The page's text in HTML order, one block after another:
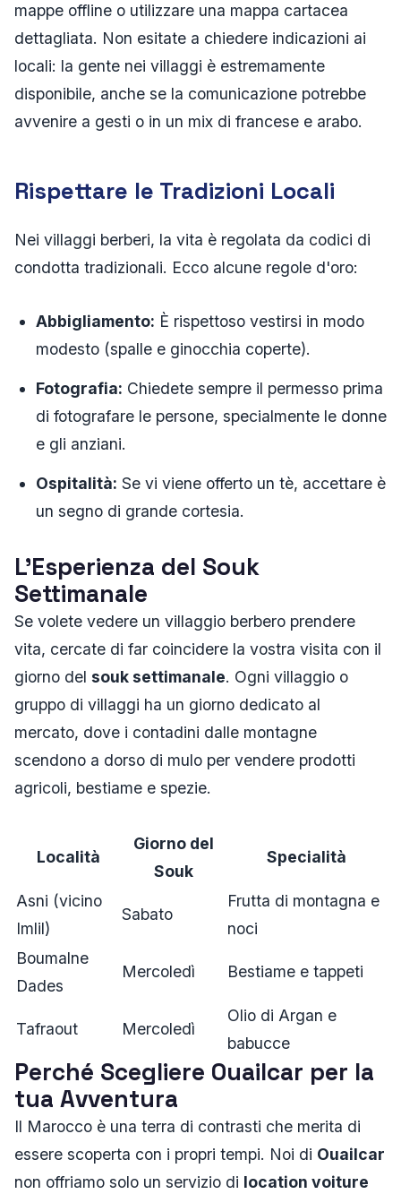
mappe offline o utilizzare una mappa cartacea
dettagliata. Non esitate a chiedere indicazioni ai
locali: la gente nei villaggi è estremamente
disponibile, anche se la comunicazione potrebbe
avvenire a gesti o in un mix di francese e arabo.
Rispettare le Tradizioni Locali
Nei villaggi berberi, la vita è regolata da codici di
condotta tradizionali. Ecco alcune regole d'oro:
Abbigliamento: È rispettoso vestirsi in modo
modesto (spalle e ginocchia coperte).
Fotografia: Chiedete sempre il permesso prima
di fotografare le persone, specialmente le donne
e gli anziani.
Ospitalità: Se vi viene offerto un tè, accettare è
un segno di grande cortesia.
L'Esperienza del Souk
Settimanale
Se volete vedere un villaggio berbero prendere
vita, cercate di far coincidere la vostra visita con il
giorno del souk settimanale. Ogni villaggio o
gruppo di villaggi ha un giorno dedicato al
mercato, dove i contadini dalle montagne
scendono a dorso di mulo per vendere prodotti
agricoli, bestiame e spezie.
Località
Giorno del
Souk
Specialità
Asni (vicino
Imlil)
Sabato
Frutta di montagna e
noci
Boumalne
Dades
Mercoledì Bestiame e tappeti
Tafraout Mercoledì
Olio di Argan e
babucce
Perché Scegliere Ouailcar per la
tua Avventura
Il Marocco è una terra di contrasti che merita di
essere scoperta con i propri tempi. Noi di Ouailcar
non offriamo solo un servizio di location voiture